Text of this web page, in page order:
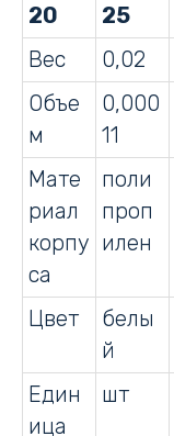
20
25
Вес
0,02
Объе
м
0,000
11
Мате
риал
корпу
са
поли
проп
илен
Цвет
белы
й
Един
ица
шт